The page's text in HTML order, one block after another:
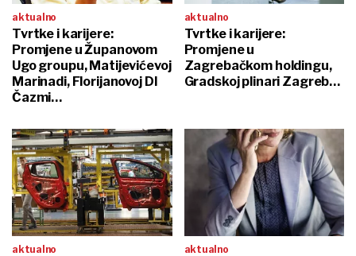
aktualno
Tvrtke i karijere:
Promjene u Županovom
Ugo groupu, Matijevićevoj
Marinadi, Florijanovoj DI
Čazmi…
aktualno
Tvrtke i karijere:
Promjene u
Zagrebačkom holdingu,
Gradskoj plinari Zagreb…
aktualno aktualno